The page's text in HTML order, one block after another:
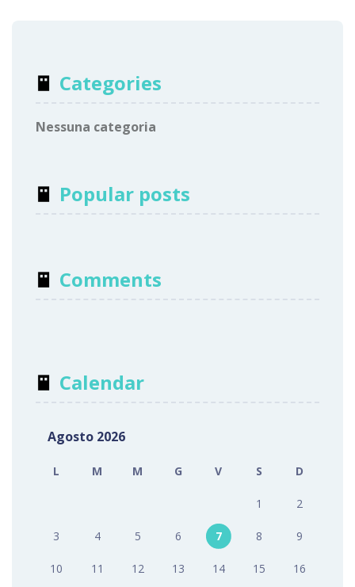
Categories
Nessuna categoria
Popular posts
Comments
Calendar
Agosto 2026
L M M G V S D
1 2
3 4 5 6 7 8 9
10 11 12 13 14 15 16